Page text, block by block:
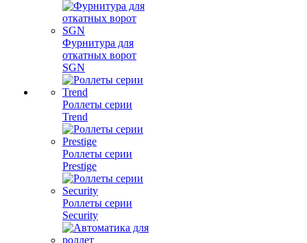
Фурнитура для
откатных ворот
SGN
Роллеты серии
Trend
Роллеты серии
Prestige
Роллеты серии
Security